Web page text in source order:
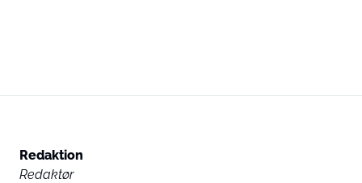
Redaktion
Redaktør